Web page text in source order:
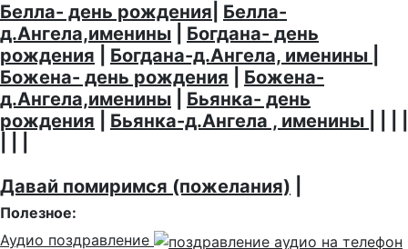
Белла- день рождения Белла-
д.Ангела,именины
Богдана- день
рождения
Богдана-д.Ангела, именины
Божена- день рождения
Божена-
д.Ангела,именины
Бьянка- день
рождения
Бьянка-д.Ангела , именины
Давай помиримся (пожелания)
Полезное:
Аудио поздравление